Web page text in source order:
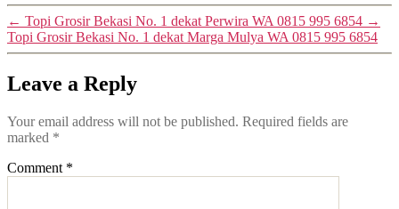
← Topi Grosir Bekasi No. 1 dekat Perwira WA 0815 995 6854 →
Topi Grosir Bekasi No. 1 dekat Marga Mulya WA 0815 995 6854
Leave a Reply
Your email address will not be published. Required fields are
marked *
Comment *